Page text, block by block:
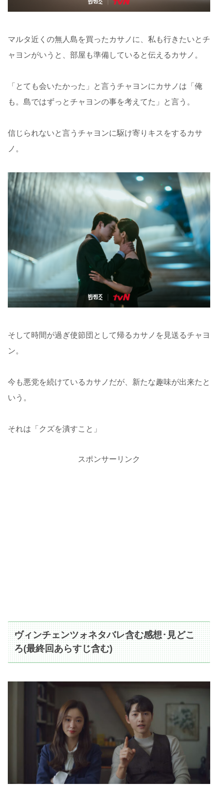
マルタ近くの無人島を買ったカサノに、私も行きたいとチ
ャヨンがいうと、部屋も準備していると伝えるカサノ。
「とても会いたかった」と言うチャヨンにカサノは「俺
も。島ではずっとチャヨンの事を考えてた」と言う。
信じられないと言うチャヨンに駆け寄りキスをするカサ
ノ。
そして時間が過ぎ使節団として帰るカサノを見送るチャヨ
ン。
今も悪党を続けているカサノだが、新たな趣味が出来たと
いう。
それは「クズを潰すこと」
スポンサーリンク
ヴィンチェンツォネタバレ含む感想･見どこ
ろ(最終回あらすじ含む)